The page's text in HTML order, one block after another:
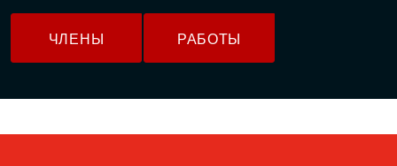
ЧЛЕНЫ РАБОТЫ